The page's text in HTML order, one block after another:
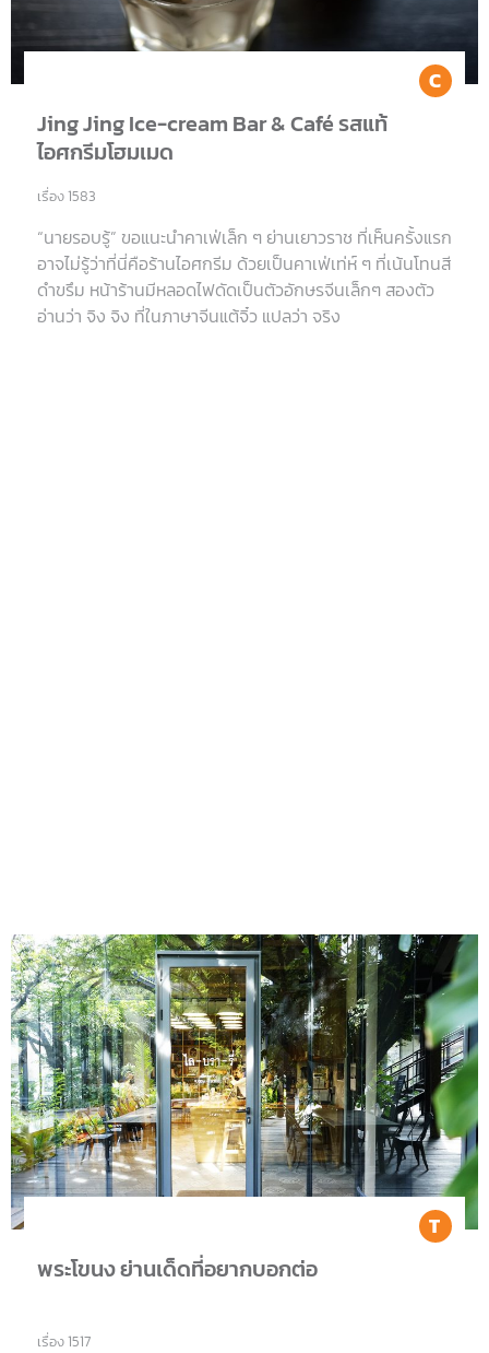
Jing Jing Ice-cream Bar & Café รสแท้
ไอศกรีมโฮมเมด
เรื่อง 1583
“นายรอบรู้” ขอแนะนำคาเฟ่เล็ก ๆ ย่านเยาวราช ที่เห็นครั้งแรก
อาจไม่รู้ว่าที่นี่คือร้านไอศกรีม ด้วยเป็นคาเฟ่เท่ห์ ๆ ที่เน้นโทนสี
ดำขรึม หน้าร้านมีหลอดไฟดัดเป็นตัวอักษรจีนเล็กๆ สองตัว
อ่านว่า จิง จิง ที่ในภาษาจีนแต้จิ๋ว แปลว่า จริง
พระโขนง ย่านเด็ดที่อยากบอกต่อ
เรื่อง 1517